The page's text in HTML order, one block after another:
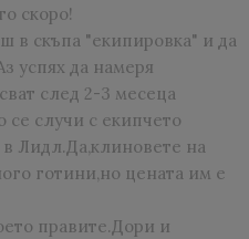
скоро!
в скъпа "екипировка" и да
успях да намеря
след 2-3 месеца
случи с екипчето
Лидл.Да,клиновете на
готини,но цената им е
правите.Дори и